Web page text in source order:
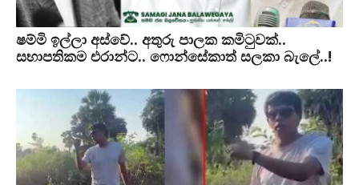
ෂම්මි ඉල්ලා අස්වේ.. අතුරු පාලක කමිටුවක්..
සභාපතිකම එරාන්ට.. ෆොන්සේකාත් සලකා බැලේ..!